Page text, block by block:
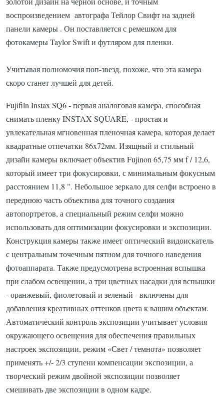
воспроизведением автографа Тейлор Свифтна задней
панели камеры . Он поставляется с ремешком для
фотокамеры Taylor Swift и футляром для пленки.
Учитывая полномочия поп-звезд, похоже, что эта камера
скоро станет лучшей для детей.
Fujifiln Instax SQ6 - первая аналоговая камера, способная
снимать пленку INSTAX SQUARE, - простая и
увлекательная мгновенная пленочная камера, которая делает
квадратные отпечатки 86x72мм. Изящный и стильный
дизайн камеры включает объектив Fujinon 65,75 мм f / 12,6,
который имеет три фокусировки, с минимальным фокусным
расстоянием 11,8 ". Небольшое зеркало для селфи встроено в
переднюю часть объектива для точного создания
автопортретов, а специальный режим селфи можно
использовать для оптимизации фокусировки и экспозиции.
Конструкция камеры также имеет оптический видоискатель
с центральным точечным пятном для точного наведения
фотоаппарата. Также предусмотрена встроенная вспышка
при слабом освещении, а три цветных насадки для вспышки
- оранжевый, фиолетовый и зеленый - включены для
добавления креативных оттенков цвета к вашим объектам.
Автоматический контроль экспозиции учитывает условия
окружающего освещения для обеспечения правильных
настроек экспозиции, режим «Свет / темнота» позволяет
применять +/- 2/3 ступени компенсации экспозиции, а
творческий режим двойной экспозиции позволяет
смешивать две экспозиции в одном кадре.